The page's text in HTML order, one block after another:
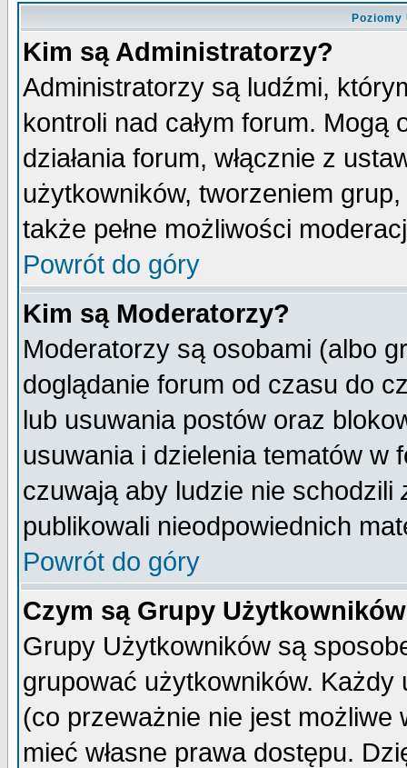
Kim są Administratorzy?
Administratorzy są ludźmi,
kontroli nad całym forum.
działania forum, włącznie z
użytkowników, tworzeniem
także pełne możliwości
Powrót do góry
Kim są Moderatorzy?
Moderatorzy są osobami (albo
doglądanie forum od czasu do
lub usuwania postów oraz
usuwania i dzielenia tematów w
czuwają aby ludzie nie schodzili
publikowali nieodpowiednich
Powrót do góry
Czym są Grupy
Grupy Użytkowników są
grupować użytkowników.
(co przeważnie nie jest
mieć własne prawa dostępu.